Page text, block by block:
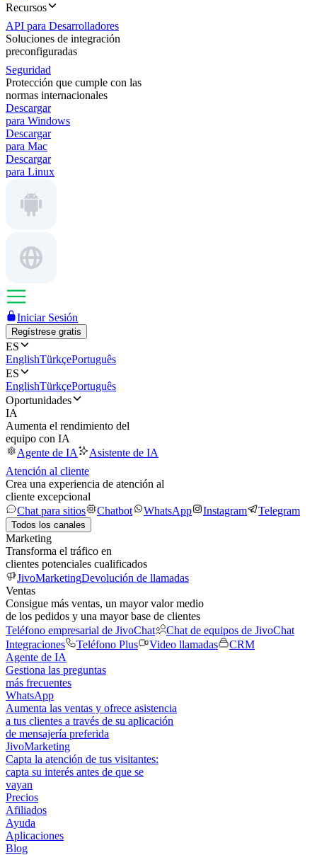
Recursos
API para Desarrolladores
Soluciones de integración
preconfiguradas
Seguridad
Protección que cumple con las
normas internacionales
Descargar
para Windows
Descargar
para Mac
Descargar
para Linux
Iniciar Sesión
Regístrese gratis
ES
EnglishTürkçePortuguês
ES
EnglishTürkçePortuguês
Oportunidades
IA
Aumenta el rendimiento del
equipo con IA
Agente de IA
Asistente de IA
Atención al cliente
Crea una experiencia de atención al
cliente excepcional
Chat para sitios
Chatbot WhatsApp Instagram Telegram
Todos los canales
Marketing
Transforma el tráfico en
clientes potenciales cualificados
JivoMarketingDevolución de llamadas
Ventas
Consigue más ventas, un mayor valor medio
de los pedidos y una mayor base de clientes
Teléfono empresarial de JivoChat
Chat de equipos de JivoChat
Integraciones
Teléfono Plus Video llamadas
CRM
Agente de IA
Gestiona las preguntas
más frecuentes
WhatsApp
Aumenta las ventas y ofrece asistencia
a tus clientes a través de su aplicación
de mensajería preferida
JivoMarketing
Capta la atención de tus visitantes:
capta su interés antes de que se
vayan
Precios
Afiliados
Ayuda
Aplicaciones
Blog